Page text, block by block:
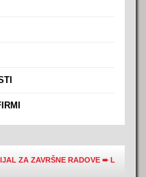
ZA ZAVRŠNE RADOVE ➨L